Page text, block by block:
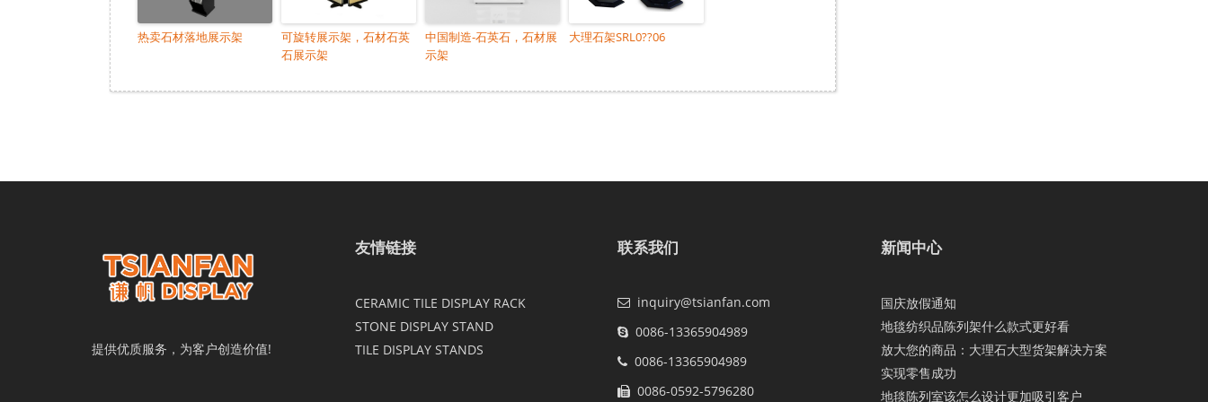
热卖石材落地展示架
可旋转展示架，石材石英
石展示架
中国制造-石英石，石材展
示架
大理石架SRL0??06
提供优质服务，为客户创造价值!
友情链接
CERAMIC TILE DISPLAY RACK
STONE DISPLAY STAND
TILE DISPLAY STANDS
联系我们
inquiry@tsianfan.com
0086-13365904989
0086-13365904989
0086-0592-5796280
新闻中心
国庆放假通知
地毯纺织品陈列架什么款式更好看
放大您的商品：大理石大型货架解决方案
实现零售成功
地毯陈列室该怎么设计更加吸引客户